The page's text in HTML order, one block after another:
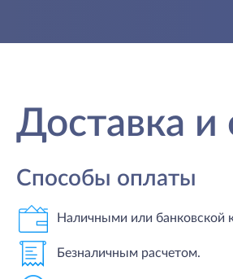
Доставка и
Способы оплаты
Наличными или банковской
Безналичным расчетом.